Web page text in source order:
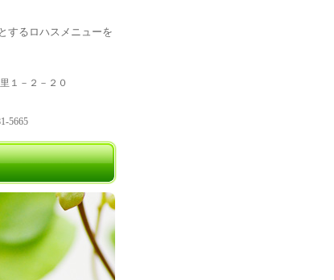
するロハスメニューを
１－２－２０
5665